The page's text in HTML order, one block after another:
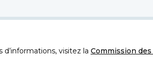
d’informations, visitez la Commission